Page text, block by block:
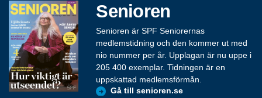
Senioren
Senioren är SPF Seniorernas
medlemstidning och den kommer ut med
nio nummer per år. Upplagan är nu uppe i
205 400 exemplar. Tidningen är en
uppskattad medlemsförmån.
Gå till senioren.se